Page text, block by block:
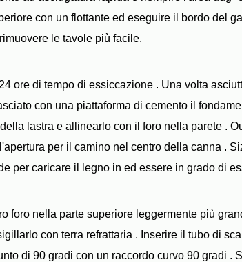
con un flottante ed eseguire il bordo del
le tavole più facile.
ore di tempo di essiccazione . Una volta
con una piattaforma di cemento il
lastra e allinearlo con il foro nella parete .
per il camino nel centro della canna .
per caricare il legno in ed essere in grado di
foro nella parte superiore leggermente più
con terra refrattaria . Inserire il tubo di
di 90 gradi con un raccordo curvo 90 gradi .